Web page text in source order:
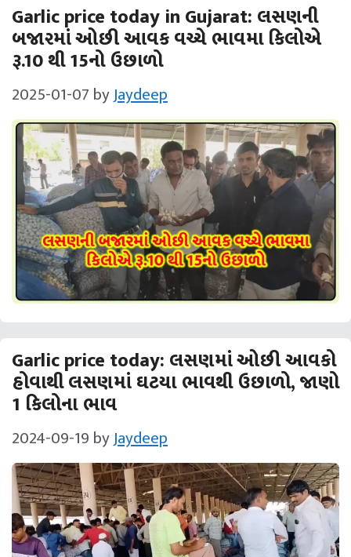
Garlic price today in Gujarat: લસણની
બજારમાં ઓછી આવક વચ્ચે ભાવમા કિલોએ
રૂ.10 થી 15નો ઉછાળો
2025-01-07 byJaydeep
Garlic price today: લસણમાં ઓછી આવકો
હોવાથી લસણમાં ઘટયા ભાવથી ઉછાળો, જાણો
1 કિલોના ભાવ
2024-09-19 byJaydeep